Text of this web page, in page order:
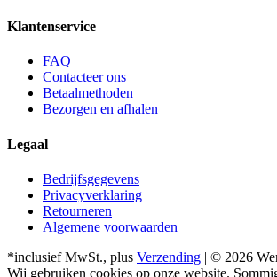
Klantenservice
FAQ
Contacteer ons
Betaalmethoden
Bezorgen en afhalen
Legaal
Bedrijfsgegevens
Privacyverklaring
Retourneren
Algemene voorwaarden
*inclusief MwSt., plus Verzending | © 2026
Wij gebruiken cookies op onze website.